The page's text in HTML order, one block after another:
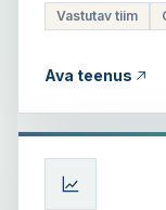
Vastutav tiim
Ava teenus